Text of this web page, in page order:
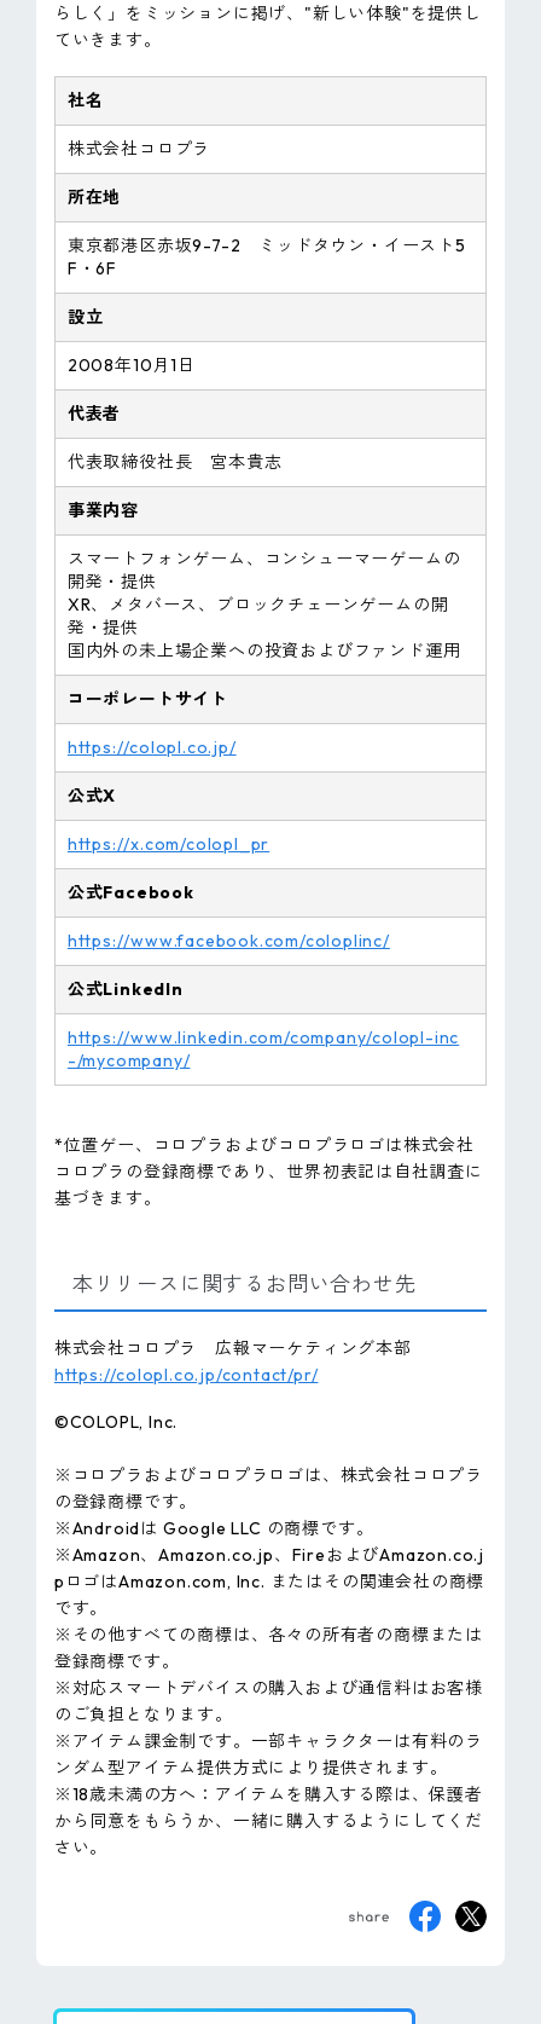
らしく」をミッションに掲げ、"新しい体験"を提供し
ていきます。
社名
株式会社コロプラ
所在地
東京都港区赤坂9-7-2 ミッドタウン・イースト5
F・6F
設立
2008年10月1日
代表者
代表取締役社長 宮本貴志
事業内容
スマートフォンゲーム、コンシューマーゲームの
開発・提供
XR、メタバース、ブロックチェーンゲームの開
発・提供
国内外の未上場企業への投資およびファンド運用
コーポレートサイト
https://colopl.co.jp/
公式X
https://x.com/colopl_pr
公式Facebook
https://www.facebook.com/coloplinc/
公式LinkedIn
https://www.linkedin.com/company/colopl-inc
-/mycompany/
*位置ゲー、コロプラおよびコロプラロゴは株式会社
コロプラの登録商標であり、世界初表記は自社調査に
基づきます。
本リリースに関するお問い合わせ先
株式会社コロプラ 広報マーケティング本部
https://colopl.co.jp/contact/pr/
©COLOPL, lnc.
※コロプラおよびコロプラロゴは、株式会社コロプラ
の登録商標です。
※Androidは Google LLC の商標です。
※Amazon、Amazon.co.jp、FireおよびAmazon.co.j
pロゴはAmazon.com, Inc. またはその関連会社の商標
です。
※その他すべての商標は、各々の所有者の商標または
登録商標です。
※対応スマートデバイスの購入および通信料はお客様
のご負担となります。
※アイテム課金制です。一部キャラクターは有料のラ
ンダム型アイテム提供方式により提供されます。
※18歳未満の方へ：アイテムを購入する際は、保護者
から同意をもらうか、一緒に購入するようにしてくだ
さい。